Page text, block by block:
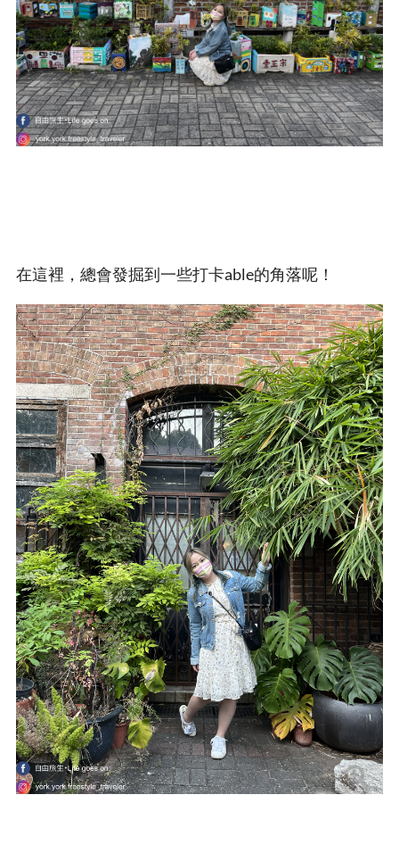
在這裡，總會發掘到一些打卡able的角落呢！